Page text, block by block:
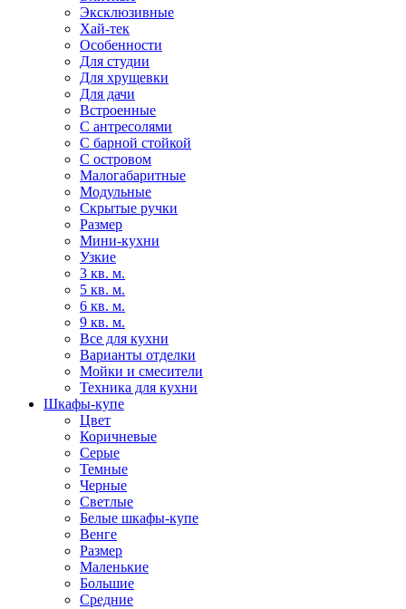
Эксклюзивные
Хай-тек
Особенности
Для студии
Для хрущевки
Для дачи
Встроенные
С антресолями
С барной стойкой
С островом
Малогабаритные
Модульные
Скрытые ручки
Размер
Мини-кухни
Узкие
3 кв. м.
5 кв. м.
6 кв. м.
9 кв. м.
Все для кухни
Варианты отделки
Мойки и смесители
Техника для кухни
Шкафы-купе
Цвет
Коричневые
Серые
Темные
Черные
Светлые
Белые шкафы-купе
Венге
Размер
Маленькие
Большие
Средние